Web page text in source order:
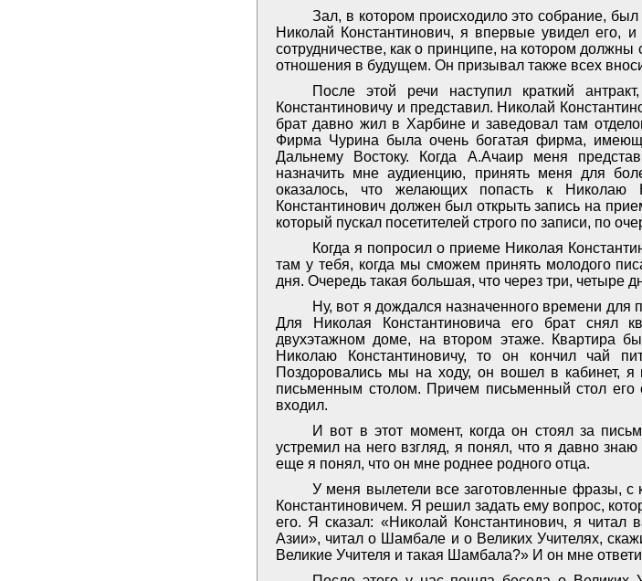
Зал, в котором происходило это собрание,
Николай Константинович, я впервые увидел его,
сотрудничестве, как о принципе, на котором должны
отношения в будущем. Он призывал также всех
После этой речи наступил краткий
Константиновичу и представил. Николай
брат давно жил в Харбине и заведовал там
Фирма Чурина была очень богатая фирма,
Дальнему Востоку. Когда А.Ачаир меня
назначить мне аудиенцию, принять меня для
оказалось, что желающих попасть к Николаю
Константинович должен был открыть запись на
который пускал посетителей строго по записи, по
Когда я попросил о приеме Николая
там у тебя, когда мы сможем принять молодого
дня. Очередь такая большая, что через три, четыре
Ну, вот я дождался назначенного времени
Для Николая Константиновича его брат снял
двухэтажном доме, на втором этаже. Квартира
Николаю Константиновичу, то он кончил чай
Поздоровались мы на ходу, он вошел в кабинет,
письменным столом. Причем письменный стол его
входил.
И вот в этот момент, когда он стоял за
устремил на него взгляд, я понял, что я давно
еще я понял, что он мне роднее родного отца.
У меня вылетели все заготовленные фразы, с
Константиновичем. Я решил задать ему вопрос,
его. Я сказал: «Николай Константинович, я читал
Азии», читал о Шамбале и о Великих Учителях,
Великие Учителя и такая Шамбала?» И он мне